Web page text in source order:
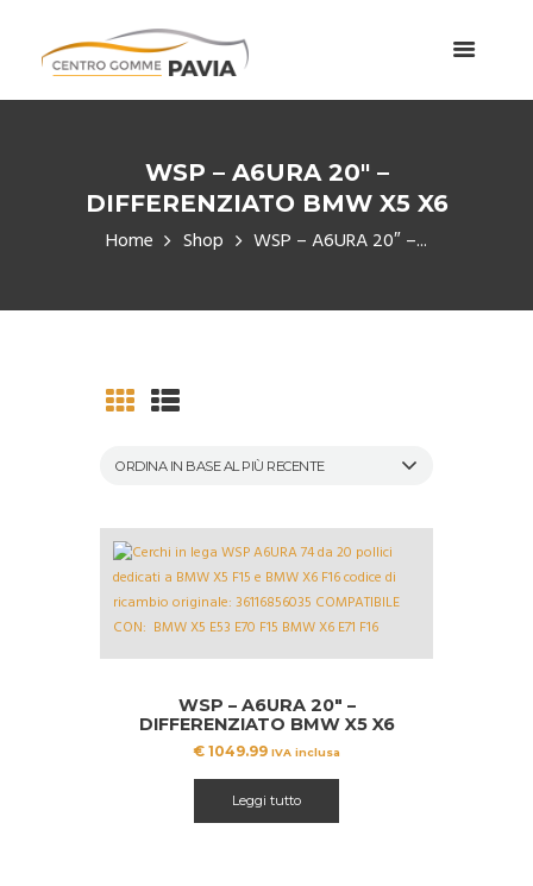
WSP – A6URA 20″ –
DIFFERENZIATO BMW X5 X6
Home Shop WSP – A6URA 20″ –...
WSP – A6URA 20″ –
DIFFERENZIATO BMW X5 X6
€ 1049.99 IVA inclusa
Leggi tutto